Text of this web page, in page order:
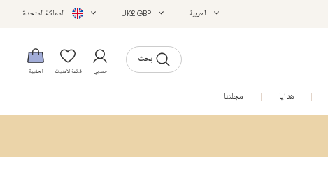
العربية UK£ GBP المملكة المتحدة
بحث
حسابي قائمة الأمنيات الحقيبة
هدايا مجلتنا